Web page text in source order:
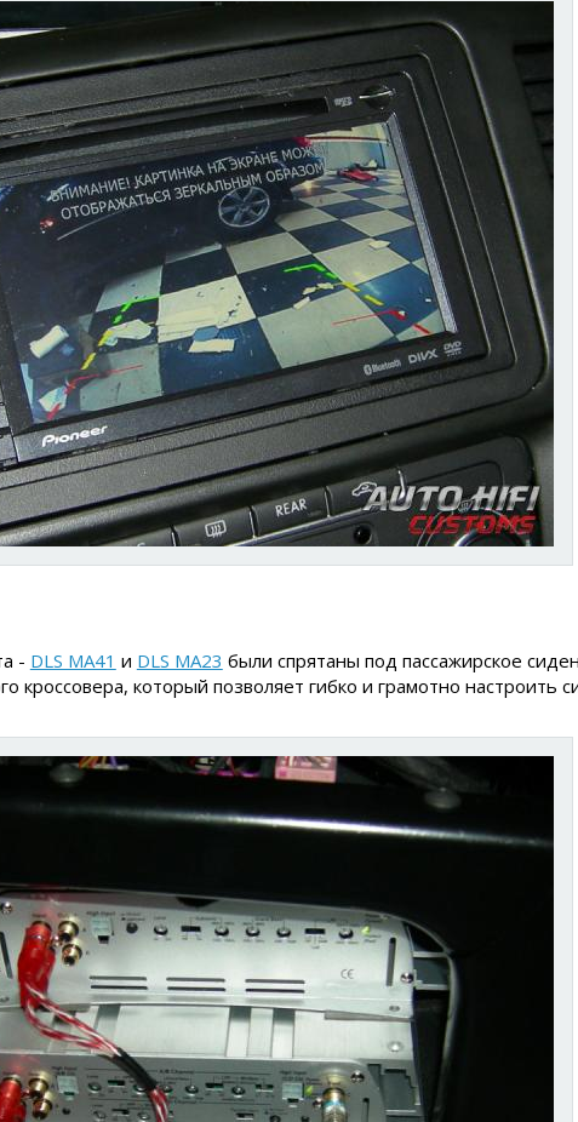
- DLS MA41 и DLS MA23 были спрятаны под пассажирское
кроссовера, который позволяет гибко и грамотно настроить